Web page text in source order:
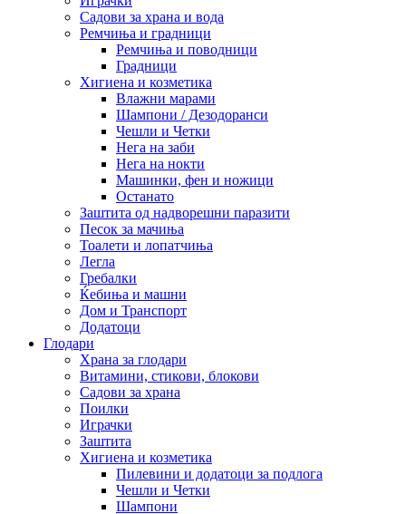
Садови за храна и вода
Ремчиња и градници
Ремчиња и поводници
Градници
Хигиена и козметика
Влажни марами
Шампони / Дезодоранси
Чешли и Четки
Нега на заби
Нега на нокти
Машинки, фен и ножици
Останато
Заштита од надворешни паразити
Песок за мачиња
Тоалети и лопатчиња
Легла
Гребалки
Ќебиња и машни
Дом и Транспорт
Додатоци
Глодари
Храна за глодари
Витамини, стикови, блокови
Садови за храна
Поилки
Играчки
Заштита
Хигиена и козметика
Пилевини и додатоци за подлога
Чешли и Четки
Шампони